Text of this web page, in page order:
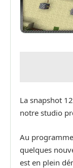
La snapshot
notre studio
Au
quelques
est en plein